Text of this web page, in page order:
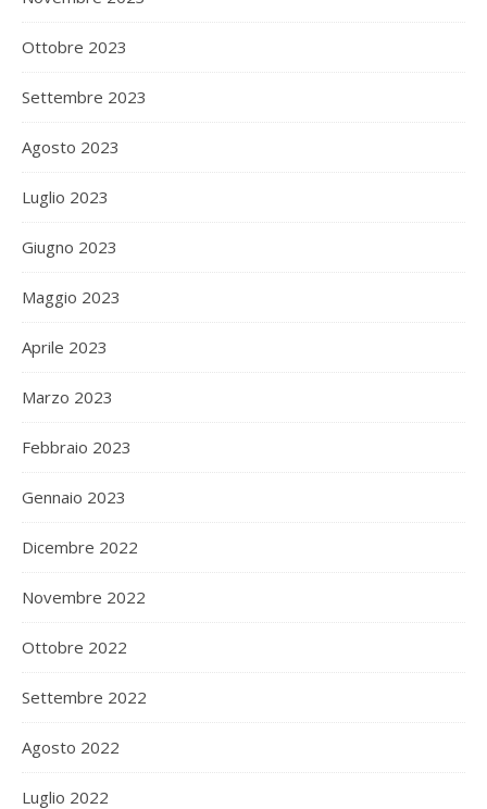
Ottobre 2023
Settembre 2023
Agosto 2023
Luglio 2023
Giugno 2023
Maggio 2023
Aprile 2023
Marzo 2023
Febbraio 2023
Gennaio 2023
Dicembre 2022
Novembre 2022
Ottobre 2022
Settembre 2022
Agosto 2022
Luglio 2022